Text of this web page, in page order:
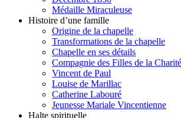
Médaille Miraculeuse
Histoire d’une famille
Origine de la chapelle
Transformations de la chapelle
Chapelle en ses détails
Compagnie des Filles de la Charité
Vincent de Paul
Louise de Marillac
Catherine Labouré
Jeunesse Mariale Vincentienne
Halte spirituelle